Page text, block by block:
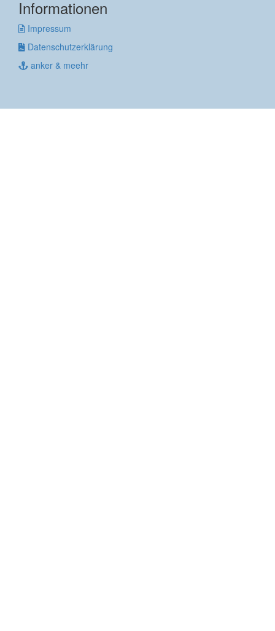
Informationen
Impressum
Datenschutzerklärung
anker & meehr